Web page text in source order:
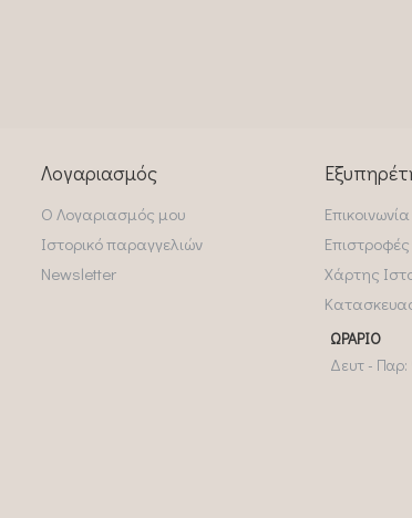
Λογαριασμός
Ο Λογαριασμός μου
Ιστορικό παραγγελιών
Newsletter
Επικοινωνία
Επιστροφές
Χάρτης
ΩΡΆΡΙΟ
Δευτ -